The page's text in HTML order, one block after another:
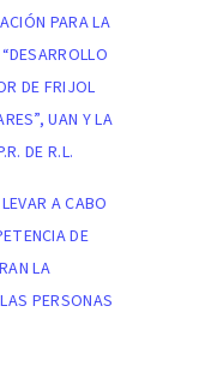
PARA LA
DE FRIJOL
UAN Y LA
DE R.L.
A CABO
DE
LA
PERSONAS